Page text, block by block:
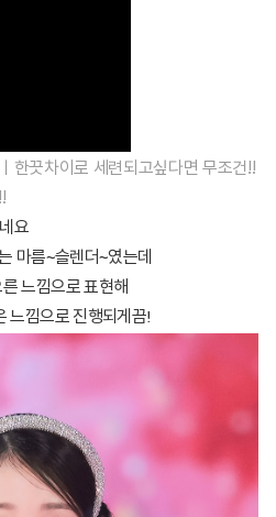
끗차이로 세련되고싶다면 무조건‼️
요
마름~슬렌더~였는데
느낌으로 표현해
느낌으로 진행되게끔!